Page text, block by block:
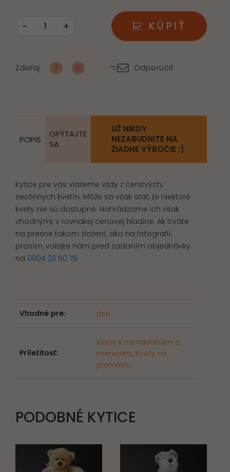
- + KÚPIŤ
Zdieľaj Odporučiť
POPIS
OPÝTAJTE
SA
UŽ NIKDY
NEZABUDNITE NA
ŽIADNE VÝROČIE :)
Kytice pre vás viažeme vždy z čerstvých,
sezónnych kvetín. Môže sa však stať, že niektoré
kvety nie sú dostupné. Nahrádzame ich však
vhodnými, v rovnakej cenovej hladine. Ak trváte
na presne takom zložení, ako na fotografií,
prosím, volajte nám pred zadaním objednávky
na 0904 23 50 79
Vhodné pre: deti
Príležitosť:
Kvety k narodeninám a
meninám, Kvety na
promóciu
PODOBNÉ KYTICE